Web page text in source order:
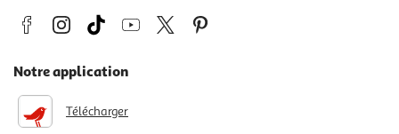
Notre application
Télécharger